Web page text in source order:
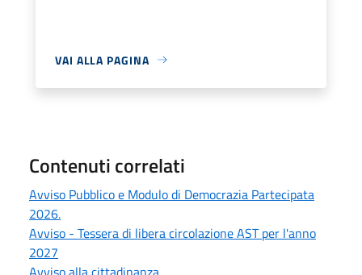
VAI ALLA PAGINA
Contenuti correlati
Avviso Pubblico e Modulo di Democrazia Partecipata
2026.
Avviso - Tessera di libera circolazione AST per l'anno
2027